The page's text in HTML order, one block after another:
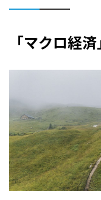
「マクロ経